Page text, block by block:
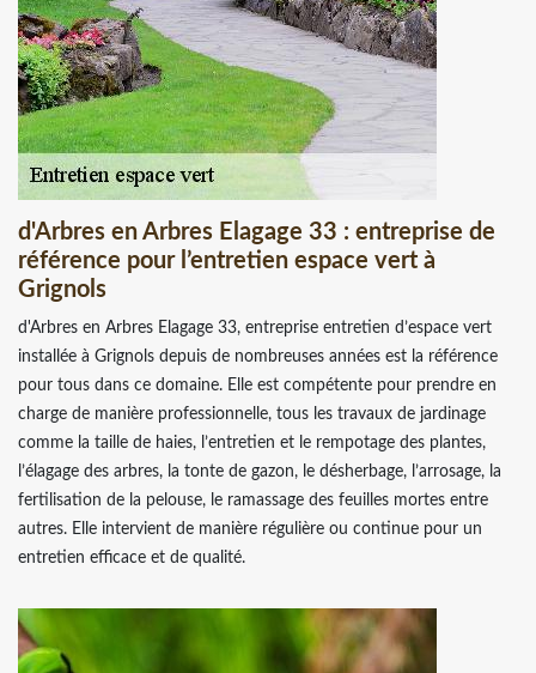
d'Arbres en Arbres Elagage 33 : entreprise de
référence pour l’entretien espace vert à
Grignols
d'Arbres en Arbres Elagage 33, entreprise entretien d’espace vert
installée à Grignols depuis de nombreuses années est la référence
pour tous dans ce domaine. Elle est compétente pour prendre en
charge de manière professionnelle, tous les travaux de jardinage
comme la taille de haies, l’entretien et le rempotage des plantes,
l’élagage des arbres, la tonte de gazon, le désherbage, l’arrosage, la
fertilisation de la pelouse, le ramassage des feuilles mortes entre
autres. Elle intervient de manière régulière ou continue pour un
entretien efficace et de qualité.